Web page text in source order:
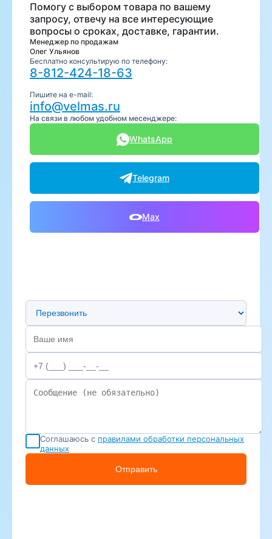
Помогу с выбором товара по вашему
запросу, отвечу на все интересующие
вопросы о сроках, доставке, гарантии.
Менеджер по продажам
Олег Ульянов
Бесплатно консультирую по телефону:
8-812-424-18-63
Пишите на e-mail:
info@velmas.ru
На связи в любом удобном месенджере:
WhatsApp
Telegram
Max
Предпочтительный способ связи
Соглашаюсь с правилами обработки персональных
данных
Отправить